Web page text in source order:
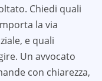
Chiedi quali
la via
e quali
Un avvocato
con chiarezza,